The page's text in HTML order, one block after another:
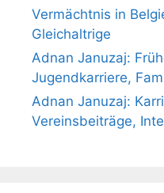
Vermächtnis in
Gleichaltrige
Adnan Januzaj:
Jugendkarriere,
Adnan Januzaj:
Vereinsbeiträge,